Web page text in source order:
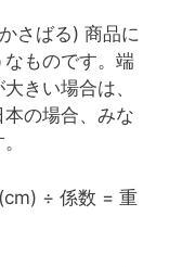
さばる) 商品に
ものです。端
きい場合は、
の場合、みな
÷ 係数 = 重